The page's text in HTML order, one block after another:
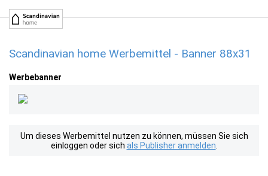
Scandinavian home Werbemittel - Banner 88x31
Werbebanner
Um dieses Werbemittel nutzen zu können, müssen Sie sich
einloggen oder sich als Publisher anmelden